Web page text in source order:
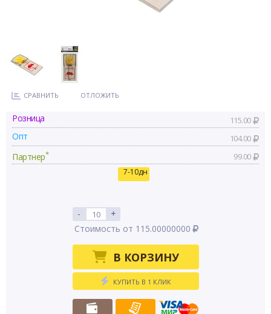
СРАВНИТЬ ОТЛОЖИТЬ
Розница 115.00
Опт 104.00
Партнер* 99.00
7-10дн
-
+
Стоимость от 115.00000000
В КОРЗИНУ
КУПИТЬ В 1 КЛИК